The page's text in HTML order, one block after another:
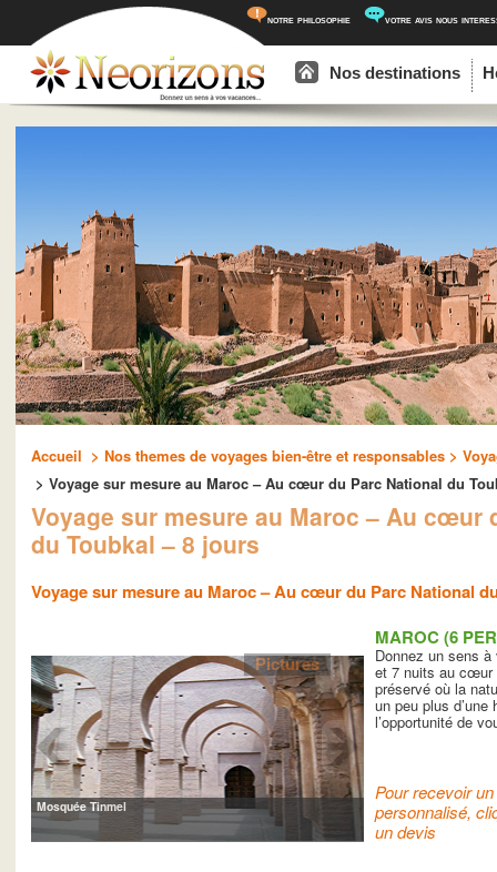
notre philosophie votre avis nous
Aller au contenu principal
Aller au contenu secondaire
Nos destinations
Accueil > Nos themes de voyages bien-être et responsables >
> Voyage sur mesure au Maroc – Au cœur du Parc National du
Voyage sur mesure au Maroc – Au cœur
du Toubkal – 8 jours
Voyage sur mesure au Maroc – Au cœur du Parc National
Mosquée Tinmel
Pictures
MAROC (6
Donnez un sens
et 7 nuits au cœur
préservé où la
un peu plus
l’opportunité de
Pour recevoir
personnalisé,
un devis